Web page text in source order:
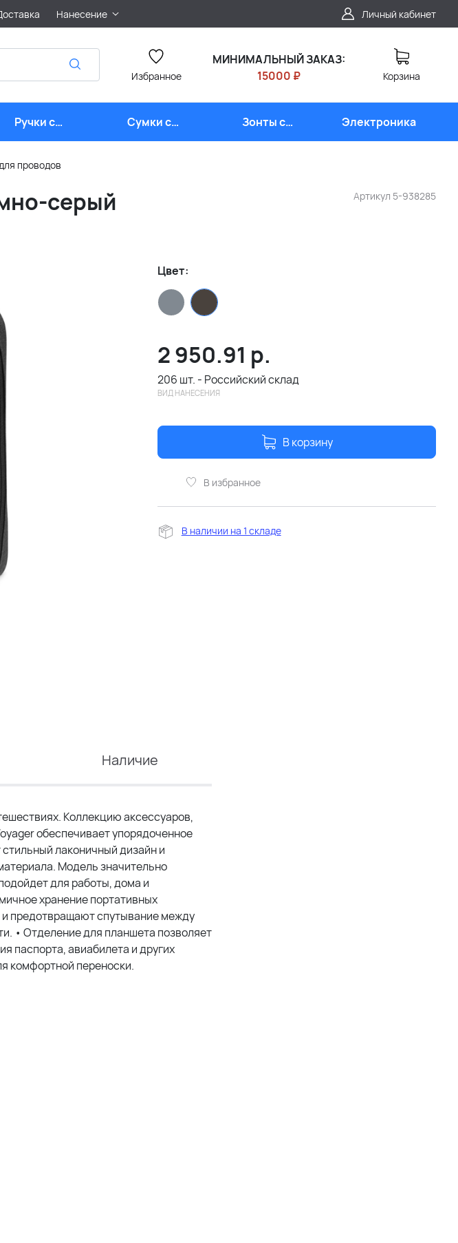
Нанесение Личный кабинет
Избранное
МИНИМАЛЬНЫЙ ЗАКАЗ:
15000 ₽
Корзина
Ручки с
логотипом
Сумки с
логотипом
Зонты с
логотипом
Электроника
проводов
Артикул 5-938285
серый
Цвет:
2 950.91 р.
206 шт. - Российский склад
ВИД НАНЕСЕНИЯ
В корзину
В избранное
В наличии на 1 складе
Наличие
Коллекцию аксессуаров,
обеспечивает упорядоченное
лаконичный дизайн и
Модель значительно
для работы, дома и
хранение портативных
предотвращают спутывание между
• Отделение для планшета позволяет
паспорта, авиабилета и других
комфортной переноски.